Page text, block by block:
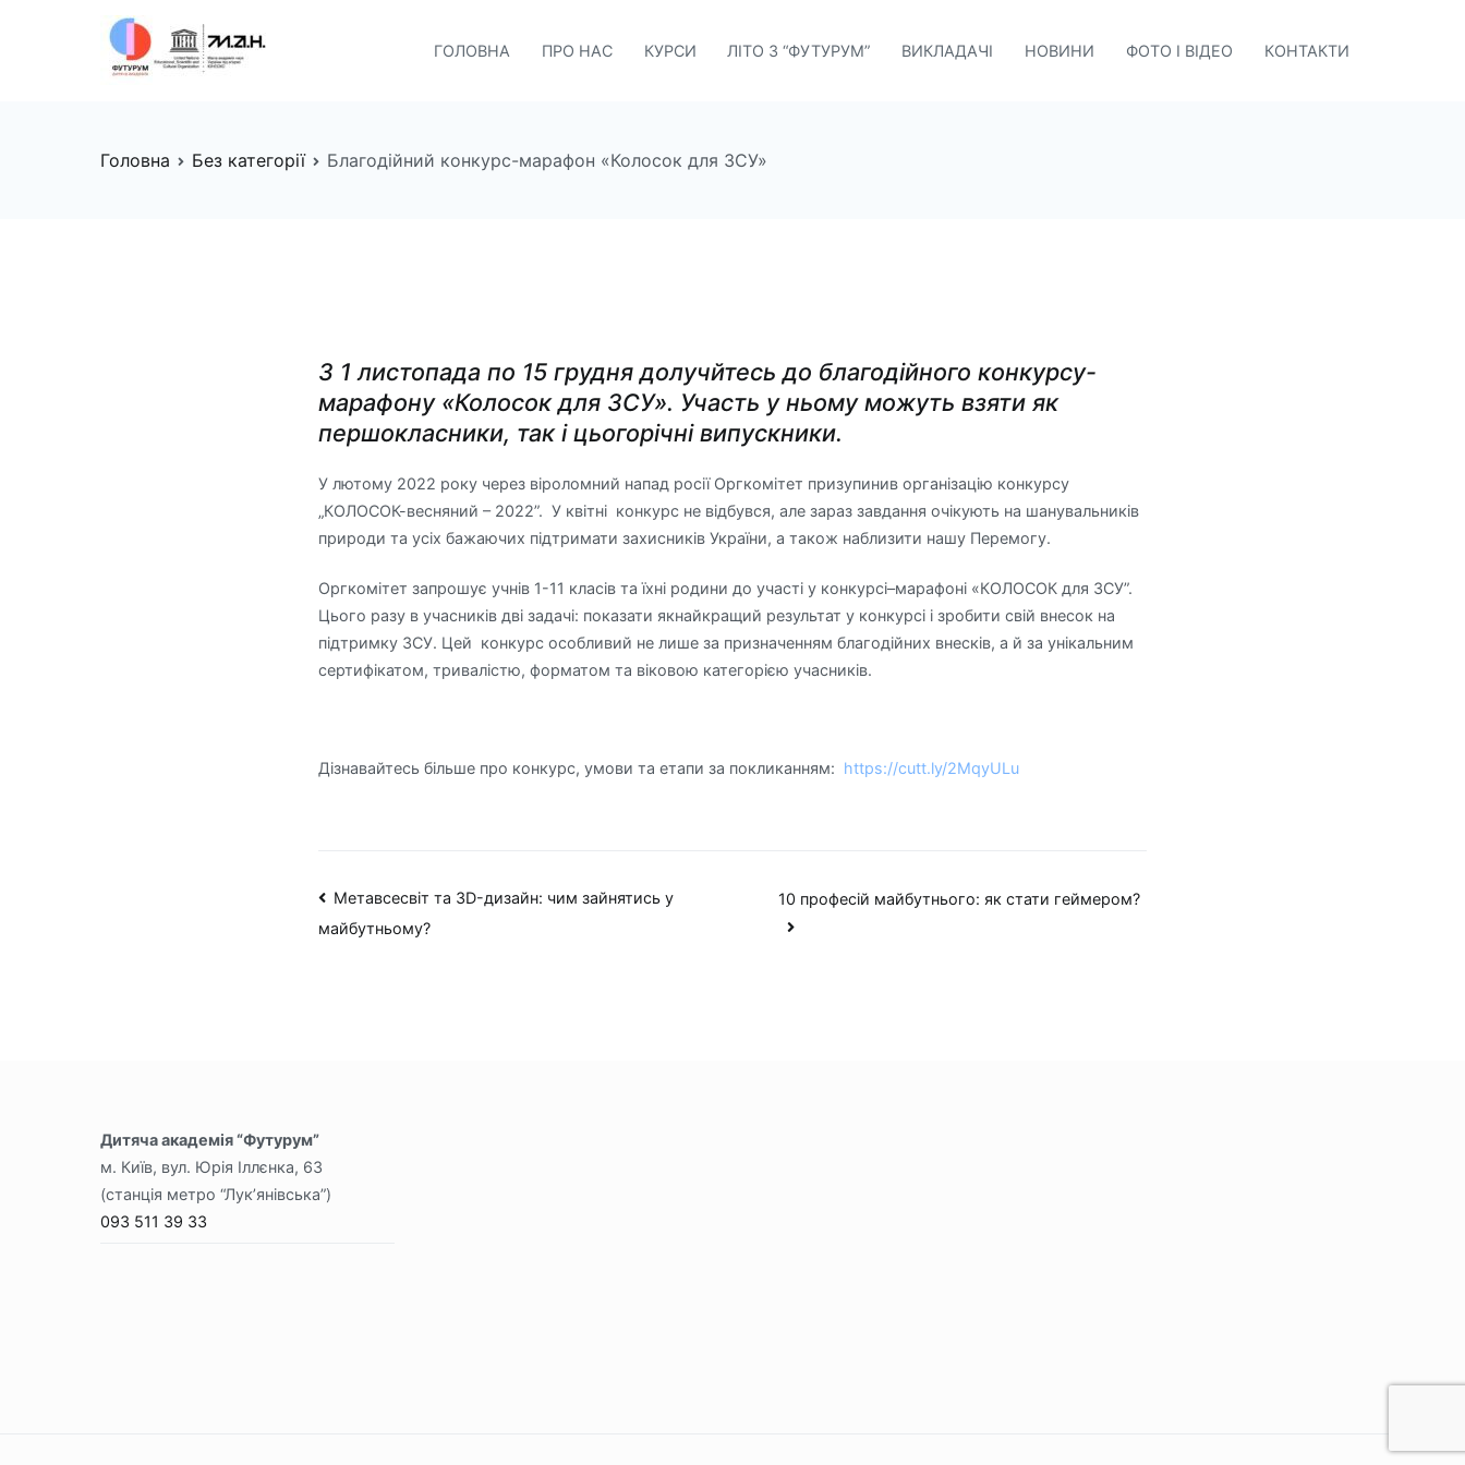
ГОЛОВНА ПРО НАС КУРСИ ЛІТО З “ФУТУРУМ” ВИКЛАДАЧІ НОВИНИ ФОТО І ВІДЕО КОНТАКТИ
Головна Без категорії Благодійний конкурс-марафон «Колосок для ЗСУ»
З 1 листопада по 15 грудня долучйтесь до благодійного конкурсу-
марафону «Колосок для ЗСУ». Участь у ньому можуть взяти як
першокласники, так і цьогорічні випускники.
У лютому 2022 року через віроломний напад росії Оргкомітет призупинив організацію конкурсу
„КОЛОСОК-весняний – 2022”. У квітні конкурс не відбувся, але зараз завдання очікують на шанувальників
природи та усіх бажаючих підтримати захисників України, а також наблизити нашу Перемогу.
Оргкомітет запрошує учнів 1-11 класів та їхні родини до участі у конкурсі–марафоні «КОЛОСОК для ЗСУ”.
Цього разу в учасників дві задачі: показати якнайкращий результат у конкурсі і зробити свій внесок на
підтримку ЗСУ. Цей конкурс особливий не лише за призначенням благодійних внесків, а й за унікальним
сертифікатом, тривалістю, форматом та віковою категорією учасників.
Дізнавайтесь більше про конкурс, умови та етапи за покликанням: https://cutt.ly/2MqyULu
Навігація
записів
Метавсесвіт та 3D-дизайн: чим зайнятись у
майбутньому?
10 професій майбутнього: як стати геймером?
Дитяча академія “Футурум”
м. Київ, вул. Юрія Іллєнка, 63
(станція метро “Лук’янівська”)
093 511 39 33